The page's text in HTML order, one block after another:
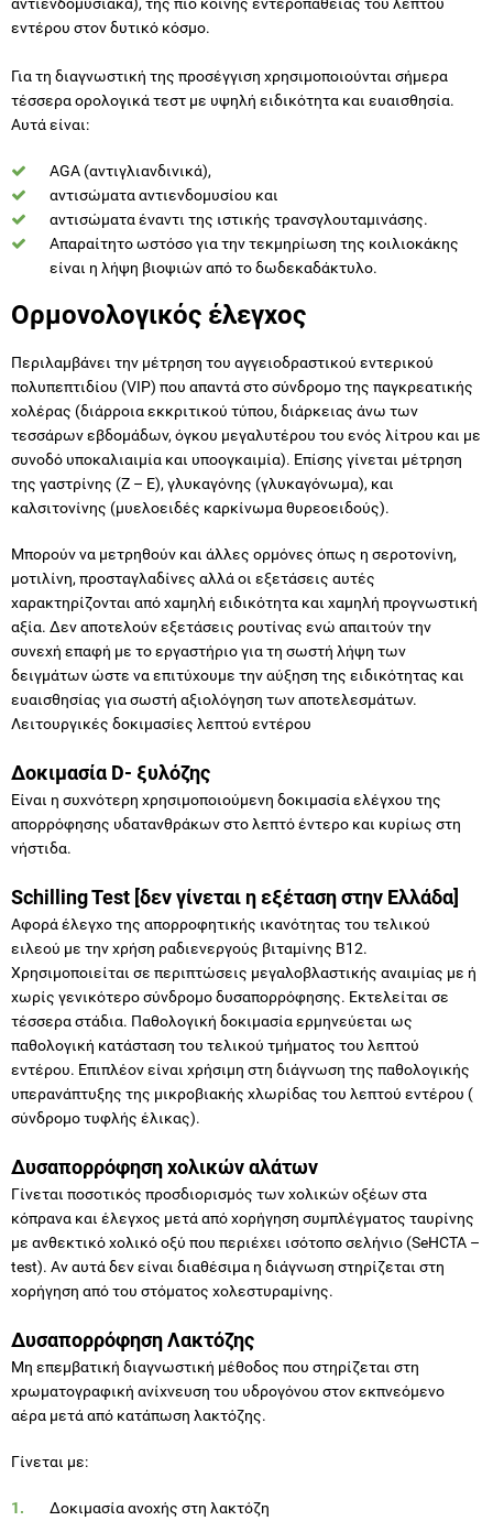
εντέρου στον δυτικό κόσμο.
Για τη διαγνωστική της προσέγγιση χρησιμοποιούνται σήμερα
τέσσερα ορολογικά τεστ με υψηλή ειδικότητα και ευαισθησία.
Αυτά είναι:
AGA (αντιγλιανδινικά),
αντισώματα αντιενδομυσίου και
αντισώματα έναντι της ιστικής τρανσγλουταμινάσης.
Απαραίτητο ωστόσο για την τεκμηρίωση της κοιλιοκάκης
είναι η λήψη βιοψιών από το δωδεκαδάκτυλο.
Ορμονολογικός έλεγχος
Περιλαμβάνει την μέτρηση του αγγειοδραστικού εντερικού
πολυπεπτιδίου (VIP) που απαντά στο σύνδρομο της παγκρεατικής
χολέρας (διάρροια εκκριτικού τύπου, διάρκειας άνω των
τεσσάρων εβδομάδων, όγκου μεγαλυτέρου του ενός λίτρου και με
συνοδό υποκαλιαιμία και υποογκαιμία). Επίσης γίνεται μέτρηση
της γαστρίνης (Ζ – E), γλυκαγόνης (γλυκαγόνωμα), και
καλσιτονίνης (μυελοειδές καρκίνωμα θυρεοειδούς).
Μπορούν να μετρηθούν και άλλες ορμόνες όπως η σεροτονίνη,
μοτιλίνη, προσταγλαδίνες αλλά οι εξετάσεις αυτές
χαρακτηρίζονται από χαμηλή ειδικότητα και χαμηλή προγνωστική
αξία. Δεν αποτελούν εξετάσεις ρουτίνας ενώ απαιτούν την
συνεχή επαφή με το εργαστήριο για τη σωστή λήψη των
δειγμάτων ώστε να επιτύχουμε την αύξηση της ειδικότητας και
ευαισθησίας για σωστή αξιολόγηση των αποτελεσμάτων.
Λειτουργικές δοκιμασίες λεπτού εντέρου
Δοκιμασία D- ξυλόζης
Είναι η συχνότερη χρησιμοποιούμενη δοκιμασία ελέγχου της
απορρόφησης υδατανθράκων στο λεπτό έντερο και κυρίως στη
νήστιδα.
Schilling Test [δεν γίνεται η εξέταση στην Ελλάδα]
Αφορά έλεγχο της απορροφητικής ικανότητας του τελικού
ειλεού με την χρήση ραδιενεργούς βιταμίνης Β12.
Χρησιμοποιείται σε περιπτώσεις μεγαλοβλαστικής αναιμίας με ή
χωρίς γενικότερο σύνδρομο δυσαπορρόφησης. Εκτελείται σε
τέσσερα στάδια. Παθολογική δοκιμασία ερμηνεύεται ως
παθολογική κατάσταση του τελικού τμήματος του λεπτού
εντέρου. Επιπλέον είναι χρήσιμη στη διάγνωση της παθολογικής
υπερανάπτυξης της μικροβιακής χλωρίδας του λεπτού εντέρου (
σύνδρομο τυφλής έλικας).
Δυσαπορρόφηση χολικών αλάτων
Γίνεται ποσοτικός προσδιορισμός των χολικών οξέων στα
κόπρανα και έλεγχος μετά από χορήγηση συμπλέγματος ταυρίνης
με ανθεκτικό χολικό οξύ που περιέχει ισότοπο σελήνιο (SeHCTA –
test). Αν αυτά δεν είναι διαθέσιμα η διάγνωση στηρίζεται στη
χορήγηση από του στόματος χολεστυραμίνης.
Δυσαπορρόφηση Λακτόζης
Μη επεμβατική διαγνωστική μέθοδος που στηρίζεται στη
χρωματογραφική ανίχνευση του υδρογόνου στον εκπνεόμενο
αέρα μετά από κατάπωση λακτόζης.
Γίνεται με:
Δοκιμασία ανοχής στη λακτόζη